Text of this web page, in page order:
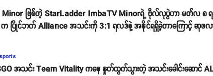
ဖြစ်တဲ့ StarLadder ImbaTV Minorရဲ့ ဗိုလ်လုပွဲဟာ မတ်လ ၈
က ပြိုင်ဘက် Alliance အသင်းကို 3:1 ရလဒ်နဲ့ အနိုင်ရရှိခဲ့တာကြောင့် ဆုဖလာ
အသင်း Team Vitality ကနေ နှုတ်ထွက်သွားတဲ့ အသင်းခေါင်းဆောင်